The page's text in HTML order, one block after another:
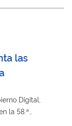
las
Digital,
la 58.ª